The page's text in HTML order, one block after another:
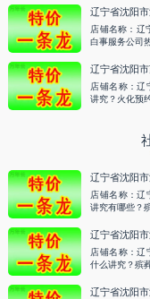
店铺名称：辽
白事服务公司
店铺名称：辽
讲究？火化预
店铺名称：辽
讲究有哪些？
店铺名称：辽
什么讲究？殡